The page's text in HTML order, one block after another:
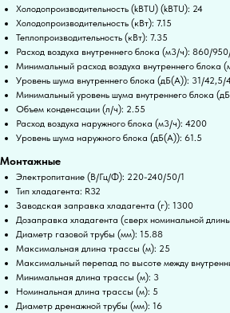
Холодопроизводительность (kBTU) (kBTU): 24
Холодопроизводительность (кВт): 7.15
Теплопроизводительность (кВт): 7.35
Расход воздуха внутреннего блока (м3/ч): 860/
Минимальный расход воздуха внутреннего блока
Уровень шума внутреннего блока (дБ(А)): 31/42,5/
Минимальный уровень шума внутреннего блока
Объем конденсации (л/ч): 2.55
Расход воздуха наружного блока (м3/ч): 4200
Уровень шума наружного блока (дБ(А)): 61.5
Монтажные
Электропитание (В/Гц/Ф): 220-240/50/1
Тип хладагента: R32
Заводская заправка хладагента (г): 1300
Дозаправка хладагента (сверх номинальной
Диаметр газовой трубы (мм): 15.88
Максимальная длина трассы (м): 25
Максимальный перепад по высоте между
Минимальная длина трассы (м): 3
Номинальная длина трассы (м): 5
Диаметр дренажной трубы (мм): 16